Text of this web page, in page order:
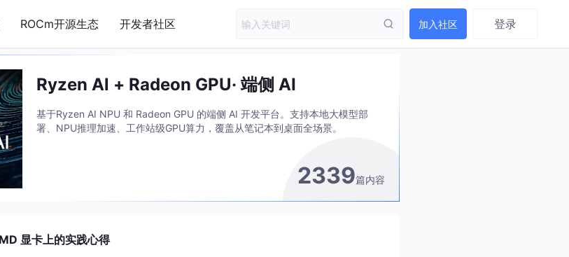
ROCm开源生态 开发者社区 加入社区 登录
Ryzen Al + Radeon GPU· 端侧 AI
基于Ryzen AI NPU 和 Radeon GPU 的端侧 AI 开发平台。支持本地大模型部
署、NPU推理加速、工作站级GPU算力，覆盖从笔记本到桌面全场景。
2339篇内容
显卡上的实践心得